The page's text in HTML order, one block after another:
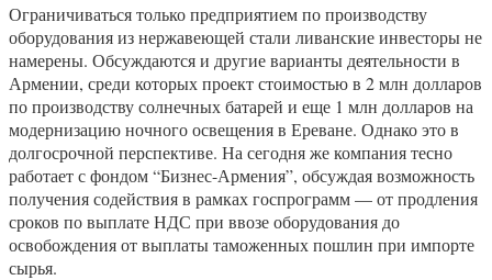
Ограничиваться только предприятием по производству
оборудования из нержавеющей стали ливанские инвесторы не
намерены. Обсуждаются и другие варианты деятельности в
Армении, среди которых проект стоимостью в 2 млн долларов
по производству солнечных батарей и еще 1 млн долларов на
модернизацию ночного освещения в Ереване. Однако это в
долгосрочной перспективе. На сегодня же компания тесно
работает с фондом “Бизнес-Армения”, обсуждая возможность
получения содействия в рамках госпрограмм — от продления
сроков по выплате НДС при ввозе оборудования до
освобождения от выплаты таможенных пошлин при импорте
сырья.